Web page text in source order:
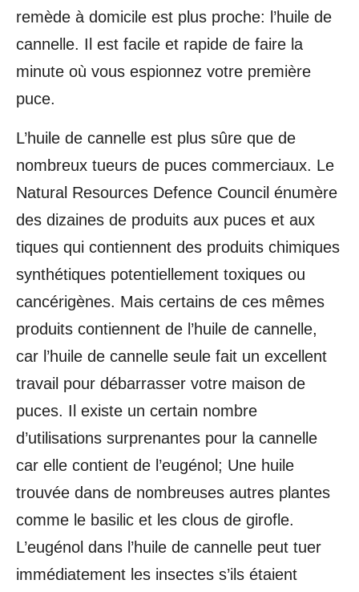
remède à domicile est plus proche: l’huile de
cannelle. Il est facile et rapide de faire la
minute où vous espionnez votre première
puce.
L’huile de cannelle est plus sûre que de
nombreux tueurs de puces commerciaux. Le
Natural Resources Defence Council énumère
des dizaines de produits aux puces et aux
tiques qui contiennent des produits chimiques
synthétiques potentiellement toxiques ou
cancérigènes. Mais certains de ces mêmes
produits contiennent de l’huile de cannelle,
car l’huile de cannelle seule fait un excellent
travail pour débarrasser votre maison de
puces. Il existe un certain nombre
d’utilisations surprenantes pour la cannelle
car elle contient de l’eugénol; Une huile
trouvée dans de nombreuses autres plantes
comme le basilic et les clous de girofle.
L’eugénol dans l’huile de cannelle peut tuer
immédiatement les insectes s’ils étaient